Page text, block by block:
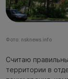
Фото: nsknews.info
Считаю
территории в